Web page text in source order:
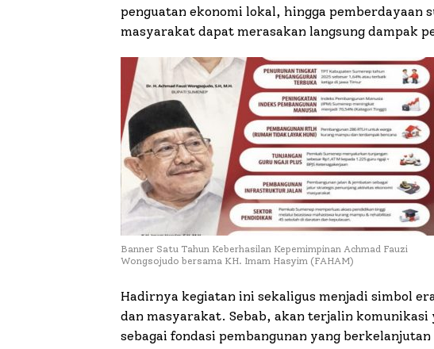
penguatan ekonomi lokal, hingga pemberdayaan
masyarakat dapat merasakan langsung dampak
Banner Satu Tahun Keberhasilan Kepemimpinan Achmad Fauzi
Wongsojudo bersama KH. Imam Hasyim (FAHAM)
Hadirnya kegiatan ini sekaligus menjadi simbol
dan masyarakat. Sebab, akan terjalin
sebagai fondasi pembangunan yang